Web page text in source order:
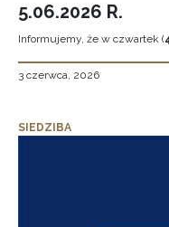
5.06.2026 R.
Informujemy, że w czwartek (
3 czerwca, 2026
SIEDZIBA